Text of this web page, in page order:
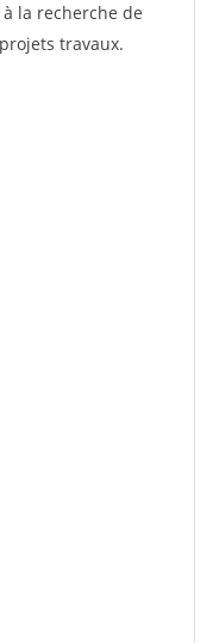
la recherche de
travaux.